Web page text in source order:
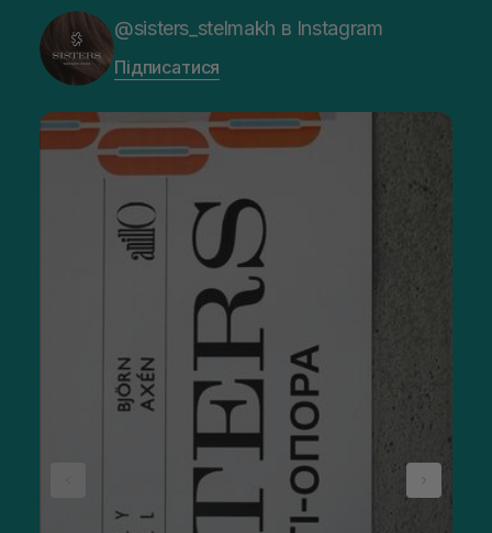
@sisters_stelmakh в Instagram
Підписатися